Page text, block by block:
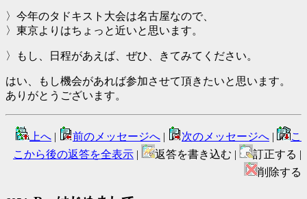
〉今年のタドキスト大会は名古屋なので、
〉東京よりはちょっと近いと思います。
〉もし、日程があえば、ぜひ、きてみてください。
はい、もし機会があれば参加させて頂きたいと思います。
ありがとうございます。
上へ | 前のメッセージへ | 次のメッセージへ |
こ
こから後の返答を全表示 | 返答を書き込む |
訂正する |
削除する